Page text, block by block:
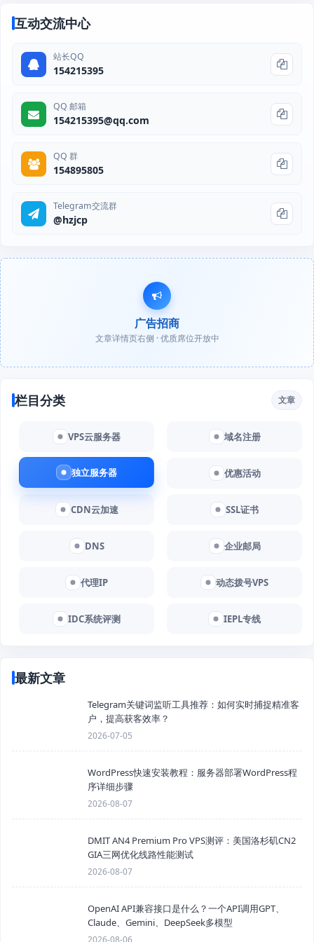
互动交流中心
站长QQ
154215395
QQ 邮箱
154215395@qq.com
QQ 群
154895805
Telegram交流群
@hzjcp
广告招商
文章详情页右侧 · 优质席位开放中
栏目分类 文章
VPS云服务器 域名注册
独立服务器 优惠活动
CDN云加速 SSL证书
DNS 企业邮局
代理IP 动态拨号VPS
IDC系统评测 IEPL专线
最新文章
Telegram关键词监听工具推荐：如何实时捕捉精准客
户，提高获客效率？
2026-07-05
WordPress快速安装教程：服务器部署WordPress程
序详细步骤
2026-08-07
DMIT AN4 Premium Pro VPS测评：美国洛杉矶CN2
GIA三网优化线路性能测试
2026-08-07
OpenAI API兼容接口是什么？一个API调用GPT、
Claude、Gemini、DeepSeek多模型